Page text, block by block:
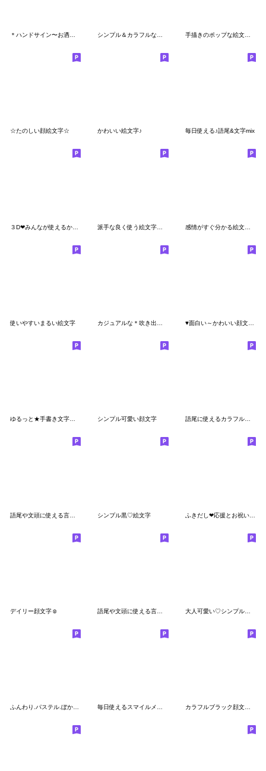
手描きのポップな絵文字【CMYK】
☆たのしい顔絵文字☆ かわいい絵文字♪ 毎日使える♪語尾&文字mix
感情がすぐ分かる絵文字☆
使いやすいまるい絵文字 ♥面白い～かわいい顔文字♥シンプル顔文字
ゆるっと★手書き文字【よく使う言葉編】 シンプル可愛い顔文字 語尾に使えるカラフル絵文字
シンプル黒♡絵文字 ふきだし❤応援とお祝い❤にこまる絵文字⑨
デイリー顔文字☺︎ 大人可愛い♡シンプル絵文字【繋げて使う】
ふんわり.パステル.ぼかし絵文字 毎日使えるスマイルメッセージ カラフルブラック顔文字♡絵文字